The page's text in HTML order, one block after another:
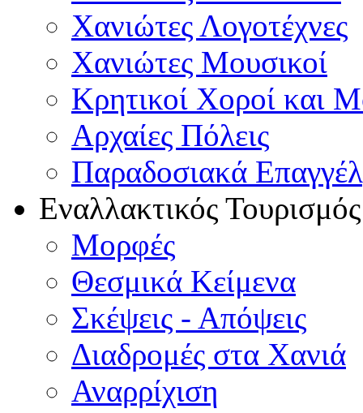
Χανιώτες Λογοτέχνες
Χανιώτες Μουσικοί
Κρητικοί Χοροί και
Αρχαίες Πόλεις
Παραδοσιακά
Εναλλακτικός Τουρισμός
Μορφές
Θεσμικά Κείμενα
Σκέψεις - Απόψεις
Διαδρομές στα Χανιά
Αναρρίχιση